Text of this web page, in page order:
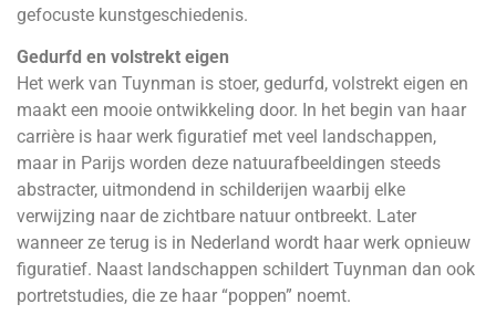
gefocuste kunstgeschiedenis.
Gedurfd en volstrekt eigen
Het werk van Tuynman is stoer, gedurfd, volstrekt eigen en
maakt een mooie ontwikkeling door. In het begin van haar
carrière is haar werk figuratief met veel landschappen,
maar in Parijs worden deze natuurafbeeldingen steeds
abstracter, uitmondend in schilderijen waarbij elke
verwijzing naar de zichtbare natuur ontbreekt. Later
wanneer ze terug is in Nederland wordt haar werk opnieuw
figuratief. Naast landschappen schildert Tuynman dan ook
portretstudies, die ze haar “poppen” noemt.